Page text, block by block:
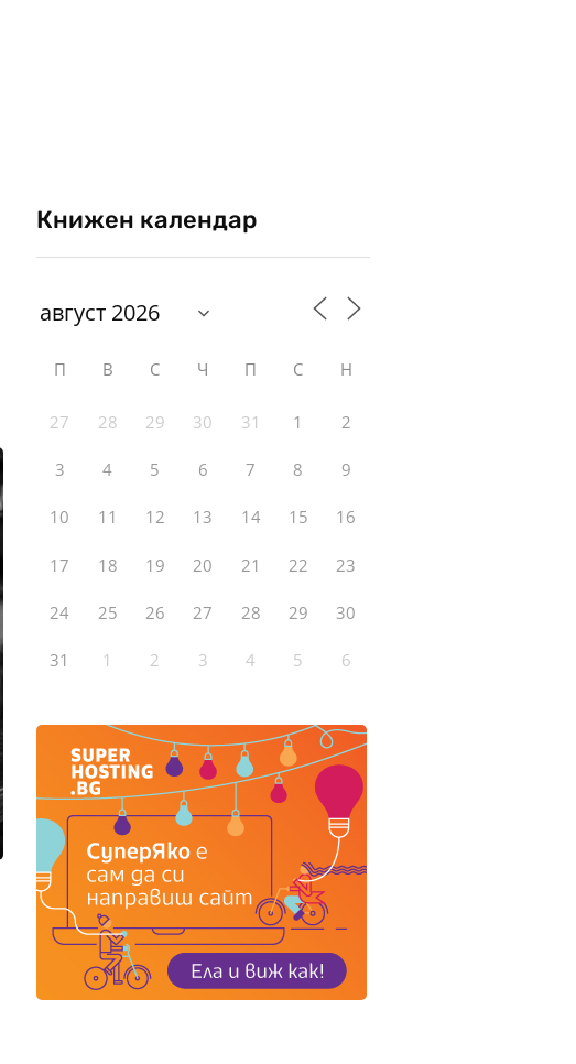
Книжен календар
П В С Ч П С Н
27 28 29 30 31 1 2
3 4 5 6 7 8 9
10 11 12 13 14 15 16
17 18 19 20 21 22 23
24 25 26 27 28 29 30
31 1 2 3 4 5 6